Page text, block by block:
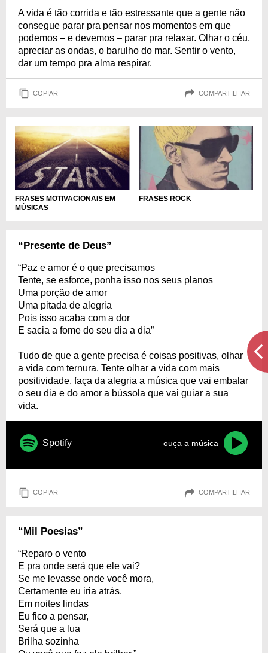
A vida é tão corrida e tão estressante que a gente não
consegue parar pra pensar nos momentos em que
podemos – e devemos – parar pra relaxar. Olhar o céu,
apreciar as ondas, o barulho do mar. Sentir o vento,
dar um tempo pra alma respirar.
COPIAR COMPARTILHAR
FRASES MOTIVACIONAIS EM
MÚSICAS
FRASES ROCK
“Presente de Deus”
“Paz e amor é o que precisamos
Tente, se esforce, ponha isso nos seus planos
Uma porção de amor
Uma pitada de alegria
Pois isso acaba com a dor
E sacia a fome do seu dia a dia”
Tudo de que a gente precisa é coisas positivas, olhar
a vida com ternura. Tente olhar a vida com mais
positividade, faça da alegria a música que vai embalar
o seu dia e do amor a bússola que vai guiar a sua
vida.
Spotify ouça a música
COPIAR COMPARTILHAR
“Mil Poesias”
“Reparo o vento
E pra onde será que ele vai?
Se me levasse onde você mora,
Certamente eu iria atrás.
Em noites lindas
Eu fico a pensar,
Será que a lua
Brilha sozinha